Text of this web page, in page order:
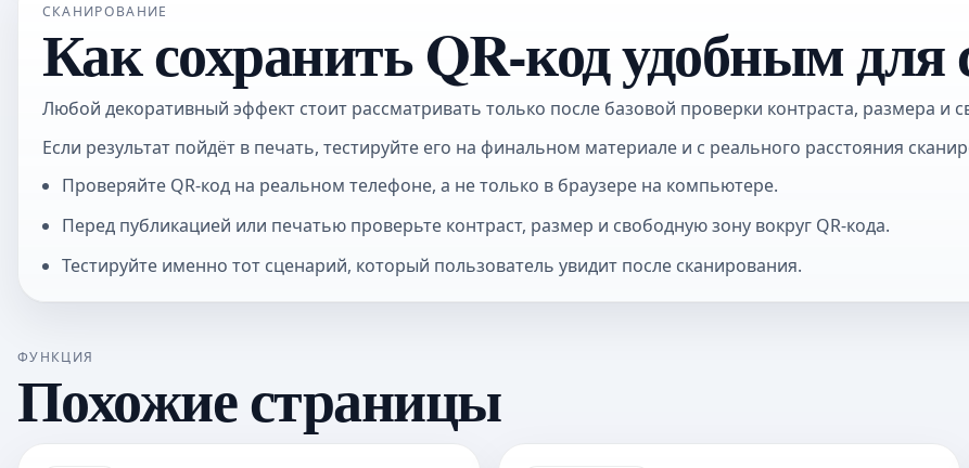
СКАНИРОВАНИЕ
Как сохранить QR-код удобным для
Любой декоративный эффект стоит рассматривать только после базовой проверки контраста, размера и
Если результат пойдёт в печать, тестируйте его на финальном материале и с реального расстояния
Проверяйте QR-код на реальном телефоне, а не только в браузере на компьютере.
Перед публикацией или печатью проверьте контраст, размер и свободную зону вокруг QR-кода.
Тестируйте именно тот сценарий, который пользователь увидит после сканирования.
ФУНКЦИЯ
Похожие страницы